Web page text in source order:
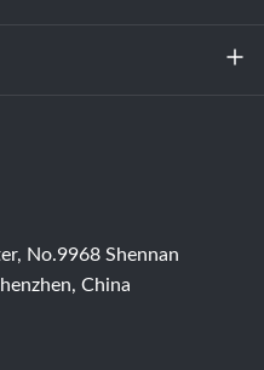
No.9968 Shennan
China